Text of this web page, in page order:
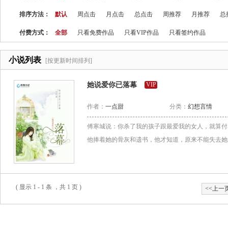
排序方法： 默认 周点击 月点击 总点击 周推荐 月推荐 总
付费方式： 全部 只看免费作品 只看VIP作品 只看签约作品
小说列表 [按更新时间排列]
她说爱你已落幕 VIP
作者： 一点甜 分类： 幻想言情
傅寒城说：你杀了我的孩子跟最爱我的女人，就算
他捧着她的骨灰和遗书，他才知道，原来不能失去
( 显示 1 - 1 条 ，共 1 页 ) <<上一